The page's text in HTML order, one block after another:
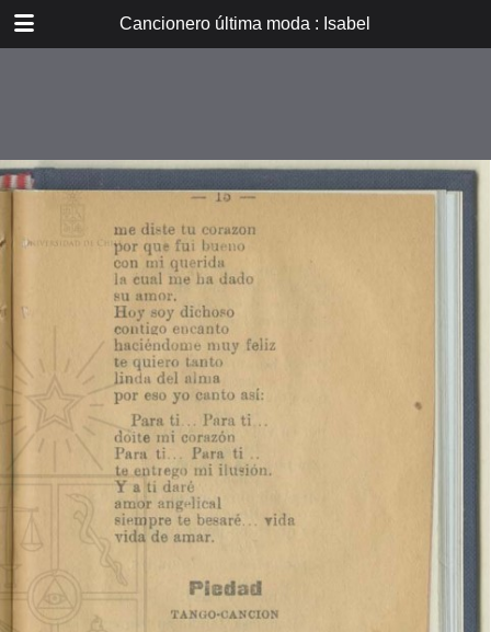
Cancionero última moda : Isabel
DOWNLOAD
Isabel
Poema de amor
Pobrecito indio
Humitas calientes
Las pelotas de carey
Veinticinco limones
Se va la lancha
Para ti